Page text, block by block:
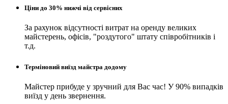
Ціни до 30% нижчі від сервісних
За рахунок відсутності витрат на оренду великих
майстерень, офісів, "роздутого" штату співробітників і
т.д.
Терміновий виїзд майстра додому
Майстер прибуде у зручний для Вас час! У 90% випадків
виїзд у день звернення.